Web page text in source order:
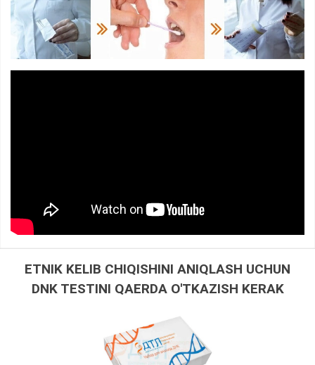
ETNIK KELIB CHIQISHINI ANIQLASH UCHUN
DNK TESTINI QAERDA O'TKAZISH KERAK